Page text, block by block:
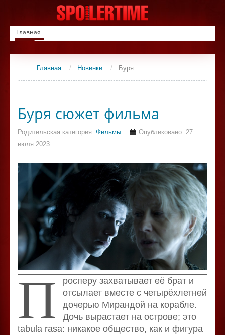
Главная
Новинки
Список фильмов
СериалыГлавная / Новинки / Буря
Буря сюжет фильма
Родительская категория: Фильмы
Опубликовано: 27
июля 2023
П
росперу захватывает её брат и
отсылает вместе с четырёхлетней
дочерью Мирандой на корабле.
Дочь вырастает на острове; это
tabula rasa: никакое общество, как и фигура